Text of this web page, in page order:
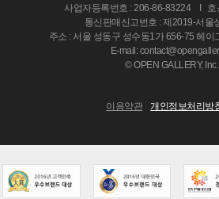
사업자등록번호 : 206-86-83224
호
통신판매신고번호 : 제2019-서울
주소 : 서울 성동구 성수동1가 656-75 헤이
E-mail:
© OPEN GALLERY, Inc.
이용약관 개인정보처리방